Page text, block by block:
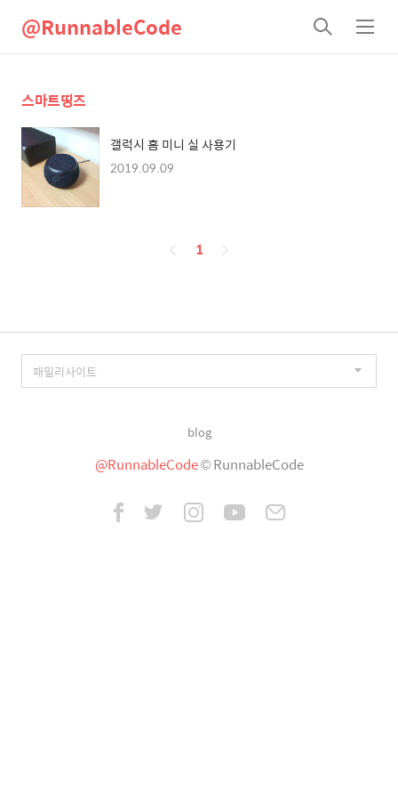
@RunnableCode
검
색
메
뉴
스마트띵즈
갤럭시 홈 미니 실 사용기
2019.09.09
페
1
blog
@RunnableCode© RunnableCode